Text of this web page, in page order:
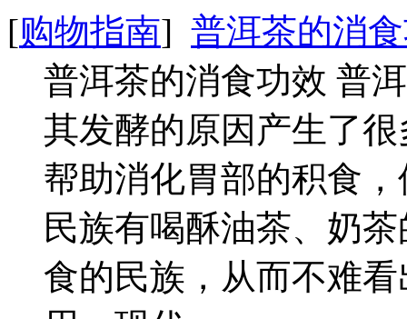
[购物指南] 普洱茶的消
普洱茶的消食功效 普
其发酵的原因产生了
帮助消化胃部的积食
民族有喝酥油茶、奶
食的民族，从而不难